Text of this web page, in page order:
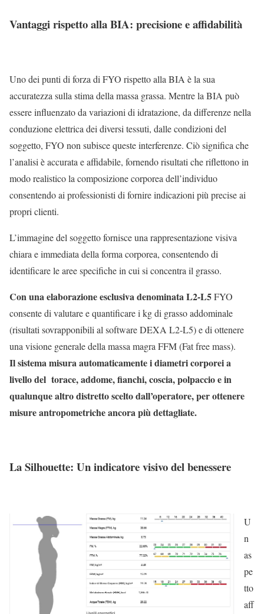
Vantaggi rispetto alla BIA: precisione e affidabilità
Uno dei punti di forza di FYO rispetto alla BIA è la sua
accuratezza sulla stima della massa grassa. Mentre la BIA può
essere influenzato da variazioni di idratazione, da differenze nella
conduzione elettrica dei diversi tessuti, dalle condizioni del
soggetto, FYO non subisce queste interferenze. Ciò significa che
l’analisi è accurata e affidabile, fornendo risultati che riflettono in
modo realistico la composizione corporea dell’individuo
consentendo ai professionisti di fornire indicazioni più precise ai
propri clienti.
L’immagine del soggetto fornisce una rappresentazione visiva
chiara e immediata della forma corporea, consentendo di
identificare le aree specifiche in cui si concentra il grasso.
Con una elaborazione esclusiva denominata L2-L5FYO
consente di valutare e quantificare i kg di grasso addominale
(risultati sovrapponibili al software DEXA L2-L5) e di ottenere
una visione generale della massa magra FFM (Fat free mass).
Il sistema misura automaticamente i diametri corporei a
livello del torace, addome, fianchi, coscia, polpaccio e in
qualunque altro distretto scelto dall’operatore, per ottenere
misure antropometriche ancora più dettagliate.
La Silhouette: Un indicatore visivo del benessere
U
n
as
pe
tto
aff